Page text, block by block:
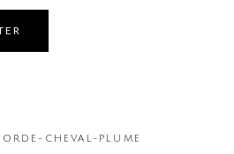
CHEVAL-PLUME